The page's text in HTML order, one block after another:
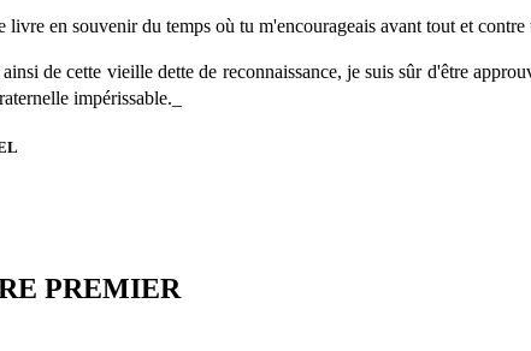
livre en souvenir du temps où tu m'encourageais avant tout et contre
de cette vieille dette de reconnaissance, je suis sûr d'être
impérissable._
PREMIER